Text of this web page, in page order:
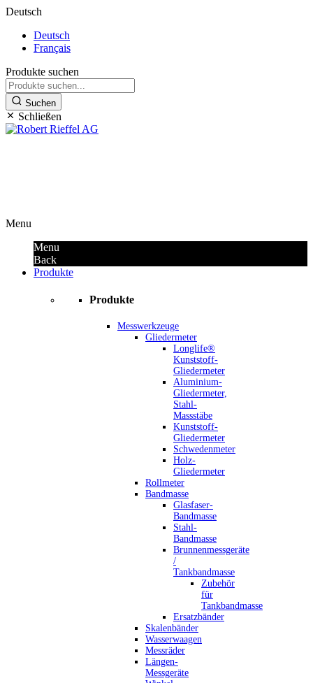
Deutsch
Deutsch
Français
Produkte suchen
Suchen
Schließen
Menu
Menu
Back
Produkte
Produkte
Messwerkzeuge
Gliedermeter
Longlife®
Kunststoff-
Gliedermeter
Aluminium-
Gliedermeter,
Stahl-
Massstäbe
Kunststoff-
Gliedermeter
Schwedenmeter
Holz-
Gliedermeter
Rollmeter
Bandmasse
Glasfaser-
Bandmasse
Stahl-
Bandmasse
Brunnenmessgeräte
/
Tankbandmasse
Zubehör
für
Tankbandmasse
Ersatzbänder
Skalenbänder
Wasserwaagen
Messräder
Längen-
Messgeräte